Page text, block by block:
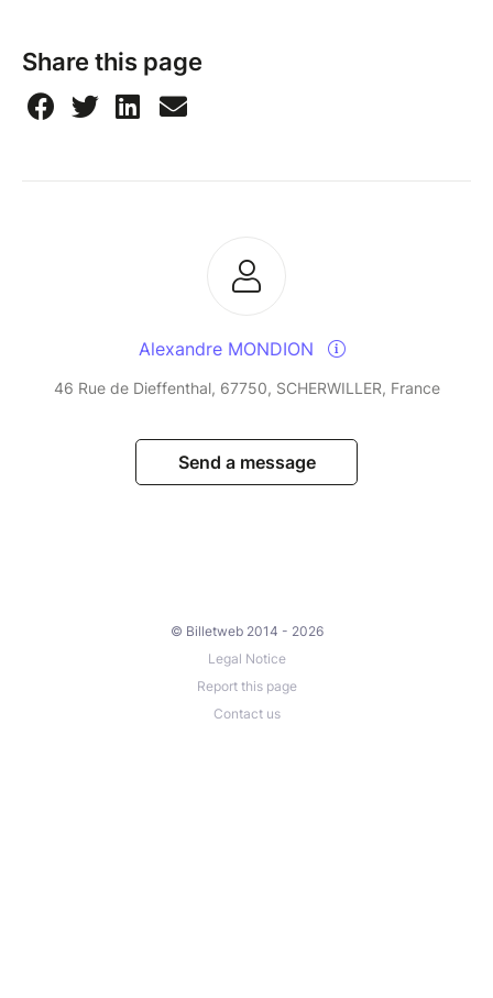
Share this page
Alexandre MONDION
46 Rue de Dieffenthal, 67750, SCHERWILLER, France
Send a message
© Billetweb 2014 - 2026
Legal Notice
Report this page
Contact us